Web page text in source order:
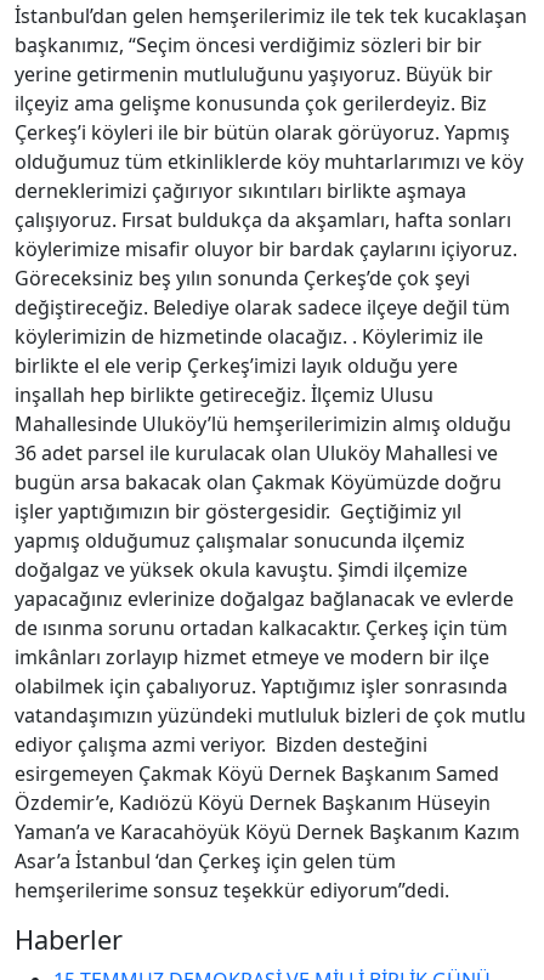
Haberler
İstanbul’dan gelen hemşerilerimiz ile tek tek kucaklaşan
başkanımız, “Seçim öncesi verdiğimiz sözleri bir bir
yerine getirmenin mutluluğunu yaşıyoruz. Büyük bir
ilçeyiz ama gelişme konusunda çok gerilerdeyiz. Biz
Çerkeş’i köyleri ile bir bütün olarak görüyoruz. Yapmış
olduğumuz tüm etkinliklerde köy muhtarlarımızı ve köy
derneklerimizi çağırıyor sıkıntıları birlikte aşmaya
çalışıyoruz. Fırsat buldukça da akşamları, hafta sonları
köylerimize misafir oluyor bir bardak çaylarını içiyoruz.
Göreceksiniz beş yılın sonunda Çerkeş’de çok şeyi
değiştireceğiz. Belediye olarak sadece ilçeye değil tüm
köylerimizin de hizmetinde olacağız. . Köylerimiz ile
birlikte el ele verip Çerkeş’imizi layık olduğu yere
inşallah hep birlikte getireceğiz. İlçemiz Ulusu
Mahallesinde Uluköy’lü hemşerilerimizin almış olduğu
36 adet parsel ile kurulacak olan Uluköy Mahallesi ve
bugün arsa bakacak olan Çakmak Köyümüzde doğru
işler yaptığımızın bir göstergesidir. Geçtiğimiz yıl
yapmış olduğumuz çalışmalar sonucunda ilçemiz
doğalgaz ve yüksek okula kavuştu. Şimdi ilçemize
yapacağınız evlerinize doğalgaz bağlanacak ve evlerde
de ısınma sorunu ortadan kalkacaktır. Çerkeş için tüm
imkânları zorlayıp hizmet etmeye ve modern bir ilçe
olabilmek için çabalıyoruz. Yaptığımız işler sonrasında
vatandaşımızın yüzündeki mutluluk bizleri de çok mutlu
ediyor çalışma azmi veriyor. Bizden desteğini
esirgemeyen Çakmak Köyü Dernek Başkanım Samed
Özdemir’e, Kadıözü Köyü Dernek Başkanım Hüseyin
Yaman’a ve Karacahöyük Köyü Dernek Başkanım Kazım
Asar’a İstanbul ‘dan Çerkeş için gelen tüm
hemşerilerime sonsuz teşekkür ediyorum”dedi.